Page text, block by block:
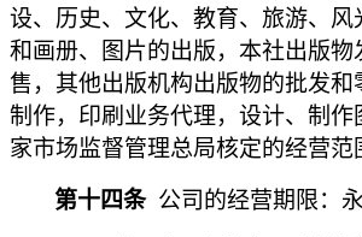
设、历史、文化、教育、旅游、风
和画册、图片的出版，本社出版物
售，其他出版机构出版物的批发和
制作，印刷业务代理，设计、制作
家市场监督管理总局核定的经营范
第十四条 公司的经营期限：